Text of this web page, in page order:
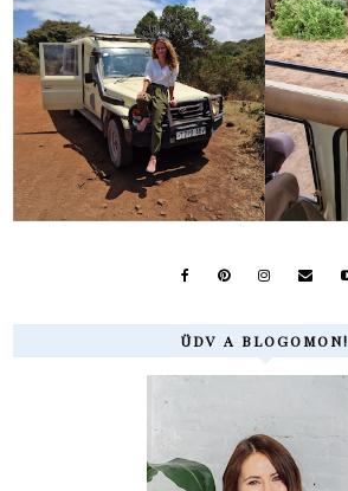
ÜDV A BLOGOMON!